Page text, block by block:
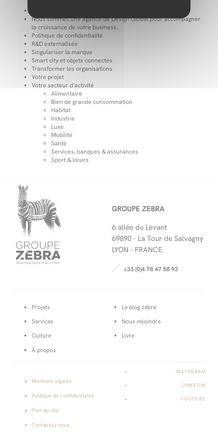
Nous sommes une agence de Design Global pour accompagner
la croissance de votre business.
Politique de confidentialité
R&D externalisée
Singulariser la marque​
Smart city et objets connectés
Transformer les organisations​
Votre projet
Votre secteur d’activité
Alimentaire
Bien de grande consommation
Habitat
Industrie
Luxe
Mobilité
Santé
Services, banques & assurances
Sport & loisirs
GROUPE ZEBRA
6 allée du Levant
69890 - La Tour de Salvagny
LYON - FRANCE
+33 (0)4 78 47 58 93
Projets
Services
Culture
À propos
Le blog zébré
Nous rejoindre
Livre
INSTAGRAM
LINKEDIN
YOUTUBE
Mentions légales
Politique de confidentialité
Page
Plan du site
Contactez-nous